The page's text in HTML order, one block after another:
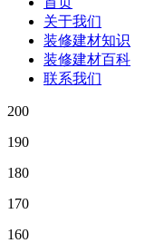
关于我们
装修建材知识
装修建材百科
联系我们
200
190
180
170
160